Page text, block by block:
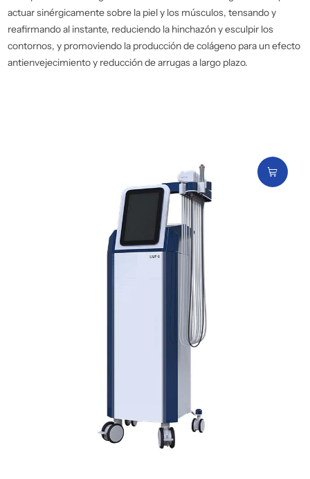
actuar sinérgicamente sobre la piel y los músculos, tensando y
reafirmando al instante, reduciendo la hinchazón y esculpir los
contornos, y promoviendo la producción de colágeno para un efecto
antienvejecimiento y reducción de arrugas a largo plazo.